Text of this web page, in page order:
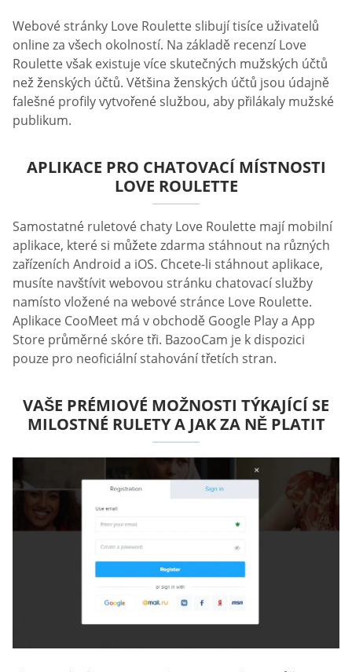
Webové stránky Love Roulette slibují tisíce uživatelů
online za všech okolností. Na základě recenzí Love
Roulette však existuje více skutečných mužských účtů
než ženských účtů. Většina ženských účtů jsou údajně
falešné profily vytvořené službou, aby přilákaly mužské
publikum.
APLIKACE PRO CHATOVACÍ MÍSTNOSTI
LOVE ROULETTE
Samostatné ruletové chaty Love Roulette mají mobilní
aplikace, které si můžete zdarma stáhnout na různých
zařízeních Android a iOS. Chcete-li stáhnout aplikace,
musíte navštívit webovou stránku chatovací služby
namísto vložené na webové stránce Love Roulette.
Aplikace CooMeet má v obchodě Google Play a App
Store průměrné skóre tři. BazooCam je k dispozici
pouze pro neoficiální stahování třetích stran.
VAŠE PRÉMIOVÉ MOŽNOSTI TÝKAJÍCÍ SE
MILOSTNÉ RULETY A JAK ZA NĚ PLATIT